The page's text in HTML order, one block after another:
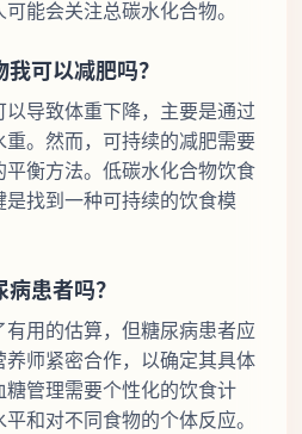
能会关注总碳水化合物。
可以减肥吗？
导致体重下降，主要是通过
。然而，可持续的减肥需要
衡方法。低碳水化合物饮食
找到一种可持续的饮食模
患者吗？
用的估算，但糖尿病患者应
师紧密合作，以确定其具体
管理需要个性化的饮食计
和对不同食物的个体反应。